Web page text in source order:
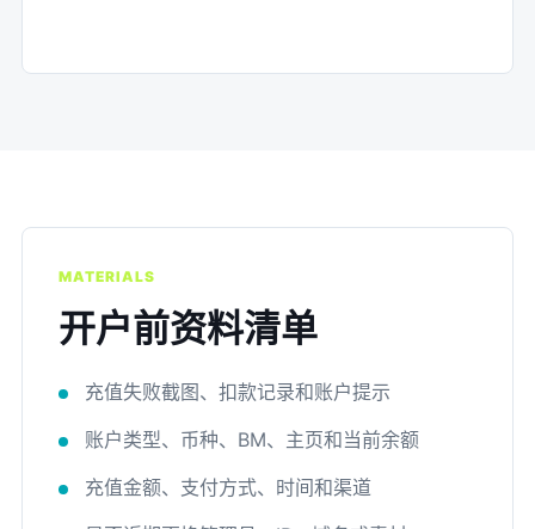
MATERIALS
开户前资料清单
充值失败截图、扣款记录和账户提示
账户类型、币种、BM、主页和当前余额
充值金额、支付方式、时间和渠道